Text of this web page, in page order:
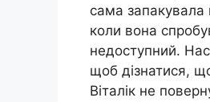
сама запакувала
коли вона
недоступний.
щоб дізнатися,
Віталік не